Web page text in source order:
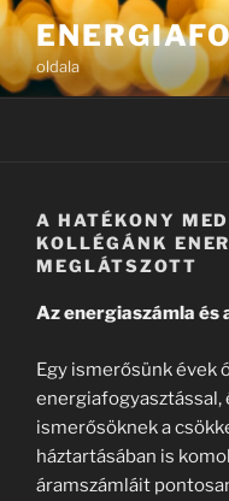
Tartalomhoz
oldala
A HATÉKONY
KOLLÉGÁNK
MEGLÁTSZOTT
Az energiaszámla és
Egy ismerősünk évek
energiafogyasztással,
ismerősöknek a
háztartásában is
áramszámláit